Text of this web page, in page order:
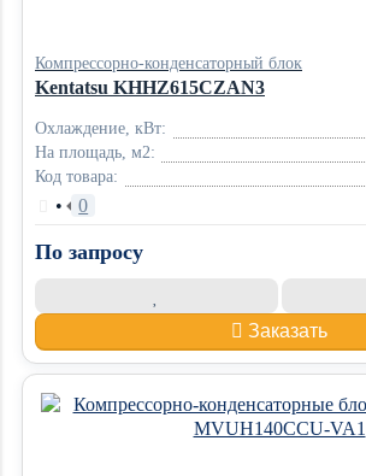
Компрессорно-конденсаторный блок
Kentatsu KHHZ615CZAN3
Охлаждение, кВт:
На площадь, м2:
Код товара:
• 0
По запросу
Заказать